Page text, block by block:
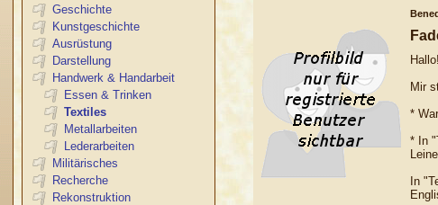
Geschichte
Kunstgeschichte
Ausrüstung
Darstellung
Handwerk & Handarbeit
Essen & Trinken
Textiles
Metallarbeiten
Lederarbeiten
Militärisches
Recherche
Rekonstruktion
Hallo!
Mir
*
* In
In